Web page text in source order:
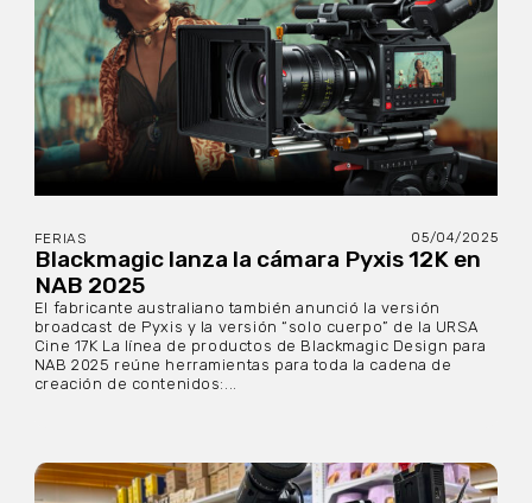
FERIAS 05/04/2025
Blackmagic lanza la cámara Pyxis 12K en
NAB 2025
El fabricante australiano también anunció la versión
broadcast de Pyxis y la versión “solo cuerpo” de la URSA
Cine 17K La línea de productos de Blackmagic Design para
NAB 2025 reúne herramientas para toda la cadena de
creación de contenidos:...